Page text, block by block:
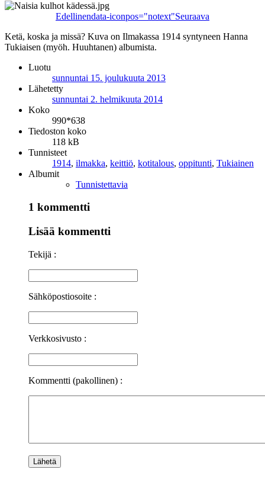
Edellinendata-iconpos="notext"Seuraava
Ketä, koska ja missä? Kuva on Ilmakassa 1914 syntyneen Hanna
Tukiaisen (myöh. Huuhtanen) albumista.
Luotu
sunnuntai 15. joulukuuta 2013
Lähetetty
sunnuntai 2. helmikuuta 2014
Koko
990*638
Tiedoston koko
118 kB
Tunnisteet
1914, ilmakka, keittiö, kotitalous, oppitunti, Tukiainen
Albumit
Tunnistettavia
1 kommentti
Lisää kommentti
Tekijä :
Sähköpostiosoite :
Verkkosivusto :
Kommentti (pakollinen) :